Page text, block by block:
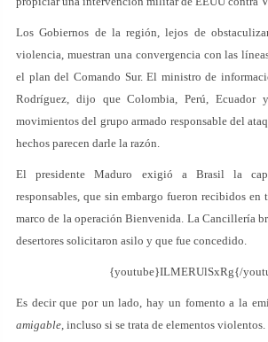
Los Gobiernos de la región, lejos de
violencia, muestran una convergencia con las
el plan del Comando Sur. El ministro de
Rodríguez, dijo que Colombia, Perú, Ecuador
movimientos del grupo armado responsable del
hechos parecen darle la razón.
El presidente Maduro exigió a Brasil la
responsables, que sin embargo fueron recibidos
marco de la operación Bienvenida. La Cancillería
desertores solicitaron asilo y que fue concedido.
{youtube}ILMERUlSxRg{/
Es decir que por un lado, hay un fomento a la
amigable, incluso si se trata de elementos violentos.